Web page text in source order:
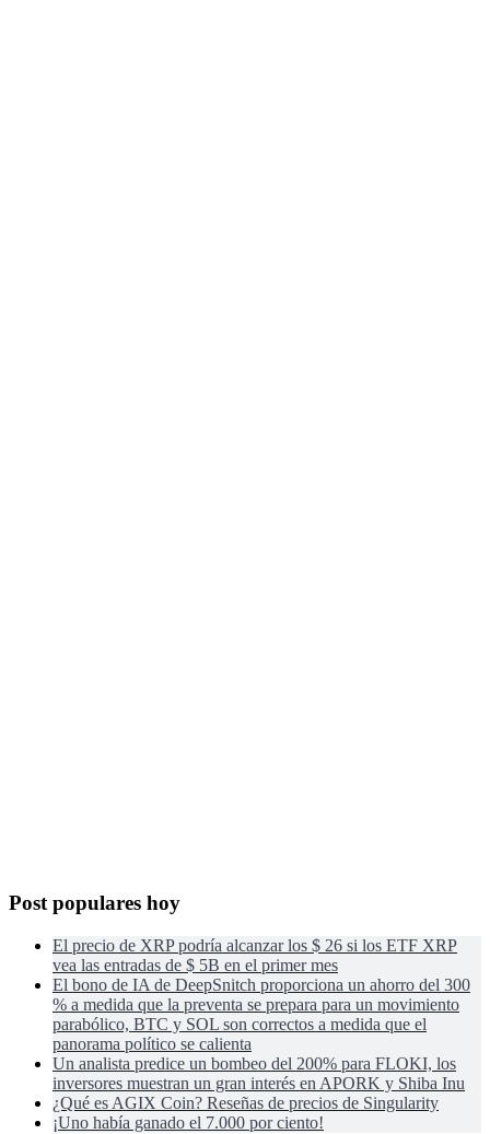
Post populares hoy
El precio de XRP podría alcanzar los $ 26 si los ETF XRP
vea las entradas de $ 5B en el primer mes
El bono de IA de DeepSnitch proporciona un ahorro del 300
% a medida que la preventa se prepara para un movimiento
parabólico, BTC y SOL son correctos a medida que el
panorama político se calienta
Un analista predice un bombeo del 200% para FLOKI, los
inversores muestran un gran interés en APORK y Shiba Inu
¿Qué es AGIX Coin? Reseñas de precios de Singularity
¡Uno había ganado el 7.000 por ciento!